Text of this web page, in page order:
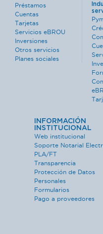
Préstamos
Cuentas
Tarjetas
Servicios eBROU
Inversiones
Otros servicios
Planes sociales
INFORMACIÓN
INSTITUCIONAL
Web institucional
Soporte Notarial
PLA/FT
Transparencia
Protección de Datos
Personales
Formularios
Pago a proveedores